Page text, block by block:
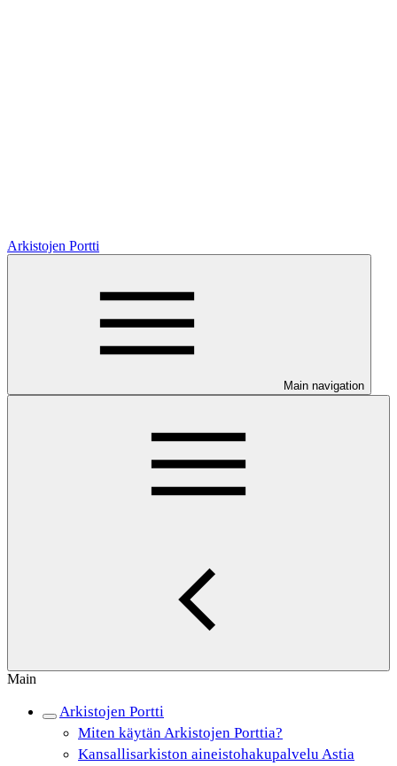
Arkistojen Portti
Main navigation
Main
Arkistojen Portti
Miten käytän Arkistojen Porttia?
Kansallisarkiston aineistohakupalvelu Astia